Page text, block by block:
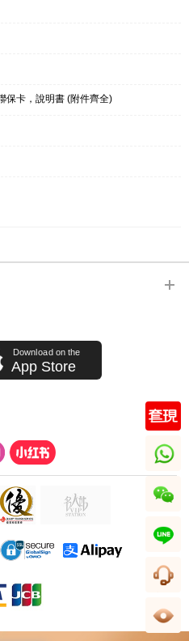
保卡，說明書 (附件齊全)
Download on the
App Store
whatsapp